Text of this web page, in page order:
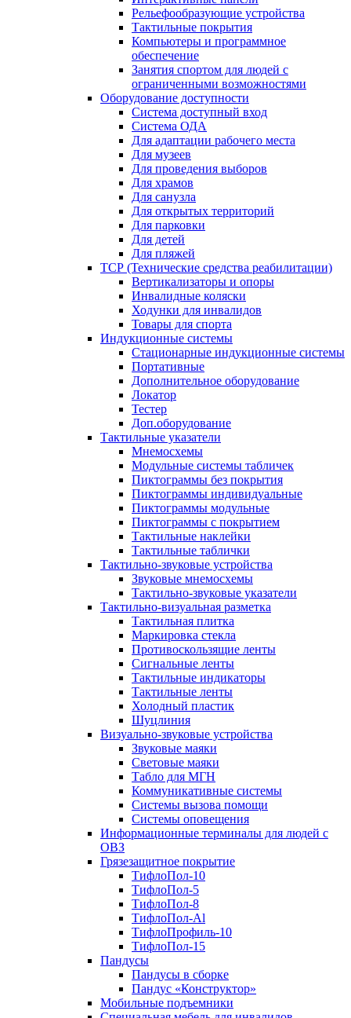
Рельефообразующие устройства
Тактильные покрытия
Компьютеры и программное
обеспечение
Занятия спортом для людей с
ограниченными возможностями
Оборудование доступности
Система доступный вход
Система ОДА
Для адаптации рабочего места
Для музеев
Для проведения выборов
Для храмов
Для санузла
Для открытых территорий
Для парковки
Для детей
Для пляжей
ТСР (Технические средства реабилитации)
Вертикализаторы и опоры
Инвалидные коляски
Ходунки для инвалидов
Товары для спорта
Индукционные системы
Стационарные индукционные системы
Портативные
Дополнительное оборудование
Локатор
Тестер
Доп.оборудование
Тактильные указатели
Мнемосхемы
Модульные системы табличек
Пиктограммы без покрытия
Пиктограммы индивидуальные
Пиктограммы модульные
Пиктограммы с покрытием
Тактильные наклейки
Тактильные таблички
Тактильно-звуковые устройства
Звуковые мнемосхемы
Тактильно-звуковые указатели
Тактильно-визуальная разметка
Тактильная плитка
Маркировка стекла
Противоскользящие ленты
Сигнальные ленты
Тактильные индикаторы
Тактильные ленты
Холодный пластик
Шуцлиния
Визуально-звуковые устройства
Звуковые маяки
Световые маяки
Табло для МГН
Коммуникативные системы
Системы вызова помощи
Системы оповещения
Информационные терминалы для людей с
ОВЗ
Грязезащитное покрытие
ТифлоПол-10
ТифлоПол-5
ТифлоПол-8
ТифлоПол-Al
ТифлоПрофиль-10
ТифлоПол-15
Пандусы
Пандусы в сборке
Пандус «Конструктор»
Мобильные подъемники